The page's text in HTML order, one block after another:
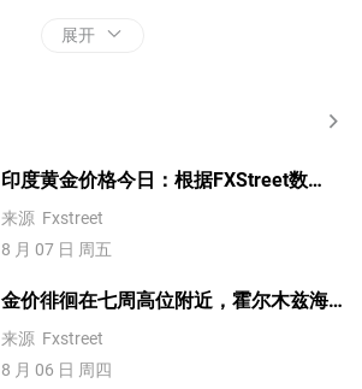
展开
印度黄金价格今日：根据FXStreet数
据，黄金上涨
来源 Fxstreet
8 月 07 日 周五
金价徘徊在七周高位附近，霍尔木兹海
峡疑虑重燃风险溢价
来源 Fxstreet
8 月 06 日 周四